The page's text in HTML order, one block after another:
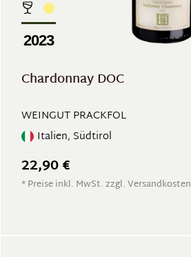
2023
Chardonnay DOC
WEINGUT PRACKFOL
Italien, Südtirol
22,90 €
* Preise inkl. MwSt. zzgl. Versandkosten